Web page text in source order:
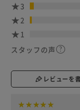
3
2
1
スタッフの声
レビューを